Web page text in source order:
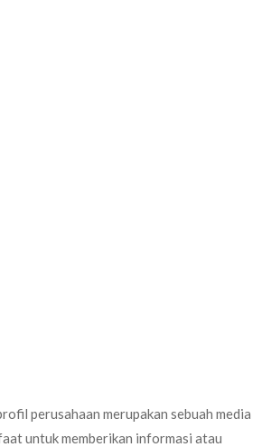
perusahaan merupakan sebuah media
untuk memberikan informasi atau